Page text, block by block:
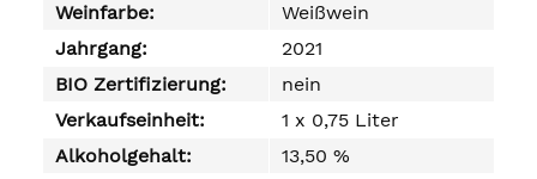
Weinfarbe:
Weißwein
Jahrgang:
2021
BIO Zertifizierung:
nein
Verkaufseinheit:
1 x 0,75 Liter
Alkoholgehalt:
13,50 %